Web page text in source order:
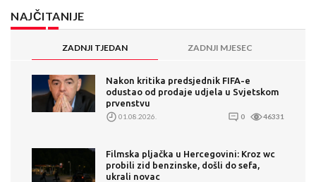
NAJČITANIJE
ZADNJI TJEDAN ZADNJI MJESEC
Nakon kritika predsjednik FIFA-e
odustao od prodaje udjela u Svjetskom
prvenstvu
01.08.2026. 0 46331
Filmska pljačka u Hercegovini: Kroz wc
probili zid benzinske, došli do sefa,
ukrali novac